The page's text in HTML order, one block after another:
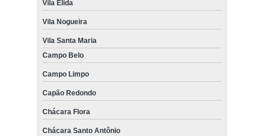
Vila Elida
Vila Nogueira
Vila Santa Maria
Campo Belo
Campo Limpo
Capão Redondo
Chácara Flora
Chácara Santo Antônio